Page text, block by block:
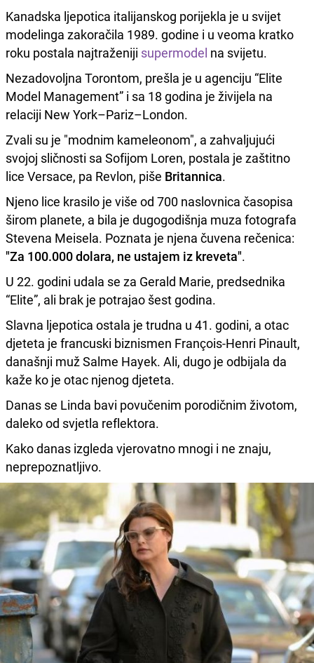
Kanadska ljepotica italijanskog porijekla je u svijet
modelinga zakoračila 1989. godine i u veoma kratko
roku postala najtraženiji supermodel na svijetu.
Nezadovoljna Torontom, prešla je u agenciju “Elite
Model Management” i sa 18 godina je živijela na
relaciji New York–Pariz–London.
Zvali su je "modnim kameleonom", a zahvaljujući
svojoj sličnosti sa Sofijom Loren, postala je zaštitno
lice Versace, pa Revlon, piše Britannica.
Njeno lice krasilo je više od 700 naslovnica časopisa
širom planete, a bila je dugogodišnja muza fotografa
Stevena Meisela. Poznata je njena čuvena rečenica:
"Za 100.000 dolara, ne ustajem iz kreveta".
U 22. godini udala se za Gerald Marie, predsednika
“Elite”, ali brak je potrajao šest godina.
Slavna ljepotica ostala je trudna u 41. godini, a otac
djeteta je francuski biznismen François-Henri Pinault,
današnji muž Salme Hayek. Ali, dugo je odbijala da
kaže ko je otac njenog djeteta.
Danas se Linda bavi povučenim porodičnim životom,
daleko od svjetla reflektora.
Kako danas izgleda vjerovatno mnogi i ne znaju,
neprepoznatljivo.